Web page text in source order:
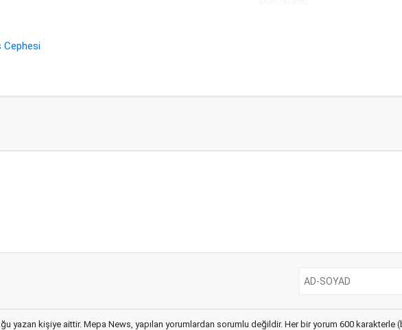
Cephesi
yazan kişiye aittir. Mepa News, yapılan yorumlardan sorumlu değildir. Her bir yorum 600 karakterle